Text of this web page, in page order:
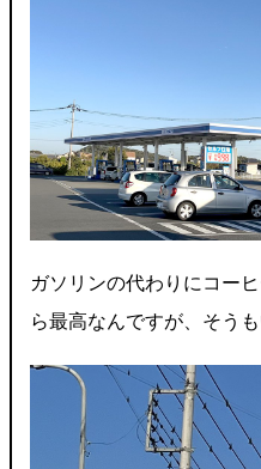
ガソリンの代わりにコー
ら最高なんですが、そう